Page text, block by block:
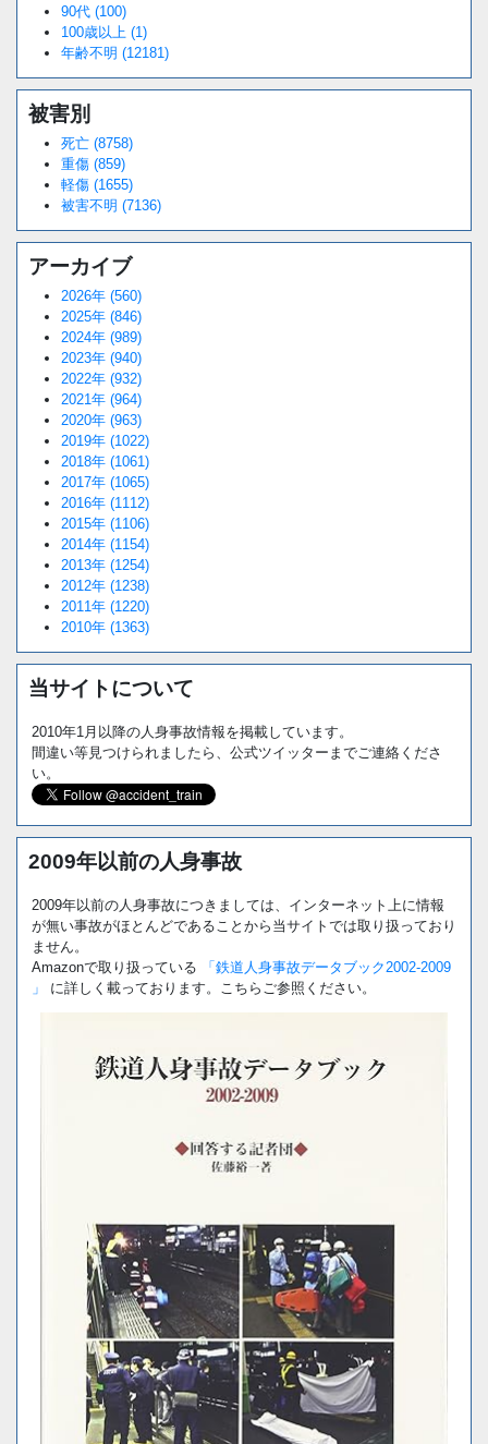
90代 (100)
100歳以上 (1)
年齢不明 (12181)
被害別
死亡 (8758)
重傷 (859)
軽傷 (1655)
被害不明 (7136)
アーカイブ
2026年 (560)
2025年 (846)
2024年 (989)
2023年 (940)
2022年 (932)
2021年 (964)
2020年 (963)
2019年 (1022)
2018年 (1061)
2017年 (1065)
2016年 (1112)
2015年 (1106)
2014年 (1154)
2013年 (1254)
2012年 (1238)
2011年 (1220)
2010年 (1363)
当サイトについて
2010年1月以降の人身事故情報を掲載しています。
間違い等見つけられましたら、公式ツイッターまでご連絡くださ
い。
2009年以前の人身事故
2009年以前の人身事故につきましては、インターネット上に情報
が無い事故がほとんどであることから当サイトでは取り扱っており
ません。
Amazonで取り扱っている
「鉄道人身事故データブック2002-2009
」
に詳しく載っております。こちらご参照ください。